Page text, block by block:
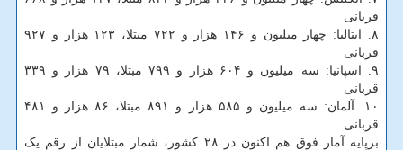
قربانی
۸. ایتالیا: چهار میلیون و ۱۴۶ هزار و ۷۲۲ مبتلا، ۱۲۳ هزار و ۹۲۷
قربانی
۹. اسپانیا: سه میلیون و ۶۰۴ هزار و ۷۹۹ مبتلا، ۷۹ هزار و ۳۳۹
قربانی
۱۰. آلمان: سه میلیون و ۵۸۵ هزار و ۸۹۱ مبتلا، ۸۶ هزار و ۴۸۱
قربانی
برپایه آمار فوق هم اکنون در ۲۸ کشور، شمار مبتلایان از رقم یک